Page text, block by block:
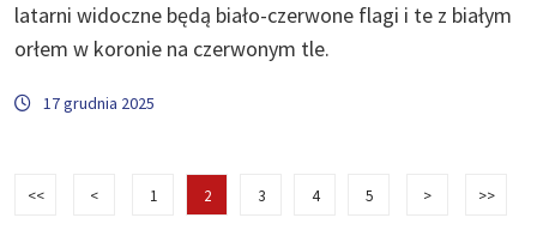
latarni widoczne będą biało-czerwone flagi i te z białym
orłem w koronie na czerwonym tle.
17 grudnia 2025
<< < 1 2 3 4 5 > >>